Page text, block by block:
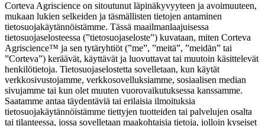
Corteva Agriscience on sitoutunut läpinäkyvyyteen ja avoimuuteen,
mukaan lukien selkeiden ja täsmällisten tietojen antaminen
tietosuojakäytännöistämme. Tässä maailmanlaajuisessa
tietosuojaselosteessa (”tietosuojaseloste”) kuvataan, miten Corteva
Agriscience™ ja sen tytäryhtiöt (”me”, ”meitä”, ”meidän” tai
”Corteva”) keräävät, käyttävät ja luovuttavat tai muutoin käsittelevät
henkilötietoja. Tietosuojaselostetta sovelletaan, kun käytät
verkkosivustojamme, verkkosovelluksiamme, sosiaalisen median
sivujamme tai kun olet muuten vuorovaikutuksessa kanssamme.
Saatamme antaa täydentäviä tai erilaisia ilmoituksia
tietosuojakäytännöistämme tiettyjen tuotteiden tai palvelujen osalta
tai tilanteessa, jossa sovelletaan maakohtaisia tietoja, jolloin kyseiset